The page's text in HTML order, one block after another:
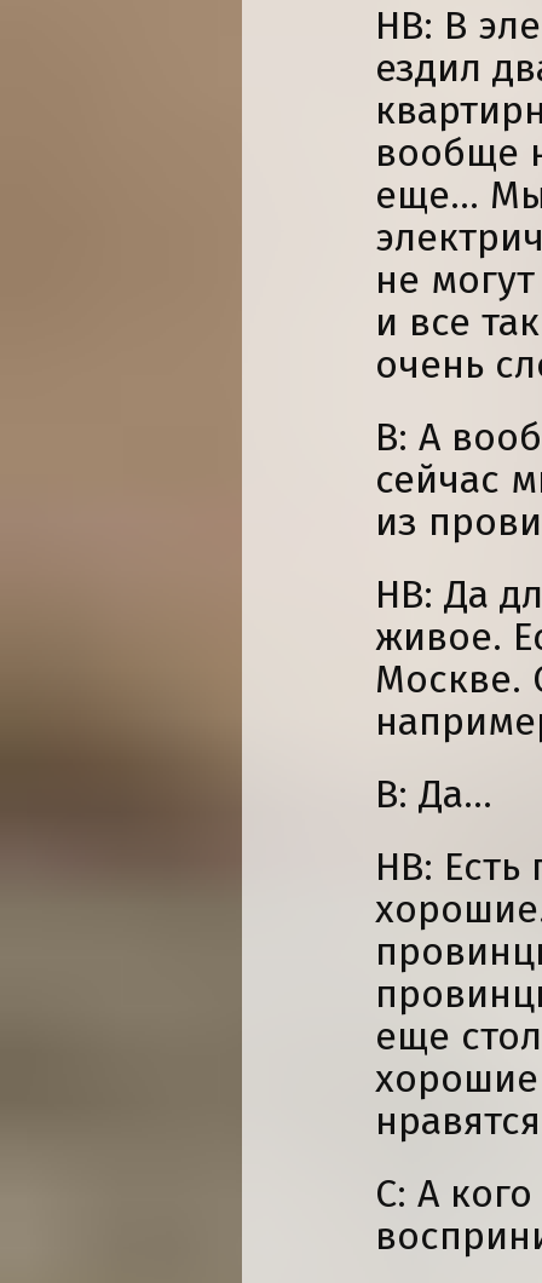
НВ: В
ездил
вообще
еще...
не
и все
очень
В: А
сейчас
из
НВ: Да
живое.
Москве.
В: Да...
НВ:
еще
С: А